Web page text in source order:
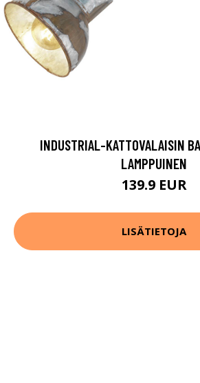
INDUSTRIAL-KATTOVALAISIN
LAMPPUINEN
139.9 EUR
LISÄTIETOJA